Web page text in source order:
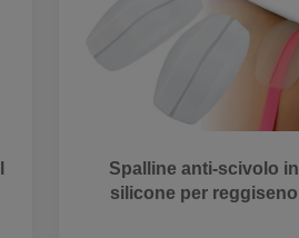
Spalline anti-scivolo in
silicone per reggiseno